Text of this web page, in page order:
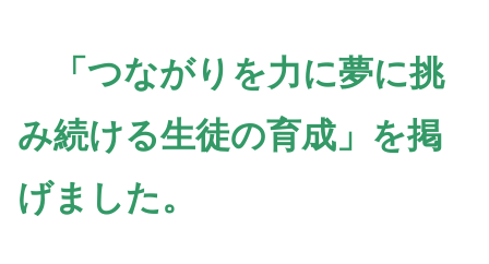
「つながりを力に夢に挑
み続ける生徒の育成」を掲
げました。